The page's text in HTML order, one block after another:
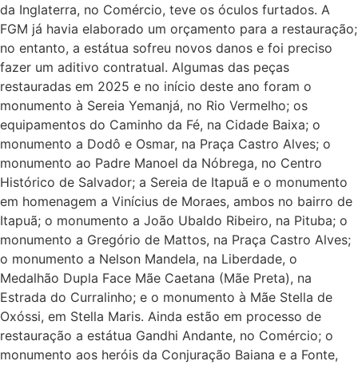
da Inglaterra, no Comércio, teve os óculos furtados. A
FGM já havia elaborado um orçamento para a restauração;
no entanto, a estátua sofreu novos danos e foi preciso
fazer um aditivo contratual. Algumas das peças
restauradas em 2025 e no início deste ano foram o
monumento à Sereia Yemanjá, no Rio Vermelho; os
equipamentos do Caminho da Fé, na Cidade Baixa; o
monumento a Dodô e Osmar, na Praça Castro Alves; o
monumento ao Padre Manoel da Nóbrega, no Centro
Histórico de Salvador; a Sereia de Itapuã e o monumento
em homenagem a Vinícius de Moraes, ambos no bairro de
Itapuã; o monumento a João Ubaldo Ribeiro, na Pituba; o
monumento a Gregório de Mattos, na Praça Castro Alves;
o monumento a Nelson Mandela, na Liberdade, o
Medalhão Dupla Face Mãe Caetana (Mãe Preta), na
Estrada do Curralinho; e o monumento à Mãe Stella de
Oxóssi, em Stella Maris. Ainda estão em processo de
restauração a estátua Gandhi Andante, no Comércio; o
monumento aos heróis da Conjuração Baiana e a Fonte,